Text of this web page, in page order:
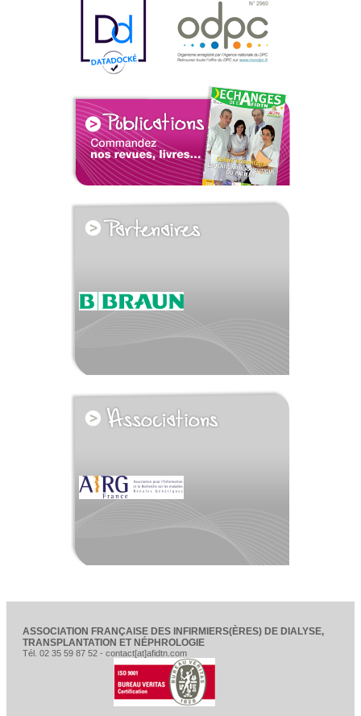
voir tous les partenaires
ASSOCIATION FRANÇAISE DES INFIRMIERS(ÈRES) DE DIALYSE,
TRANSPLANTATION ET NÉPHROLOGIE
Tél. 02 35 59 87 52 - contact[at]afidtn.com